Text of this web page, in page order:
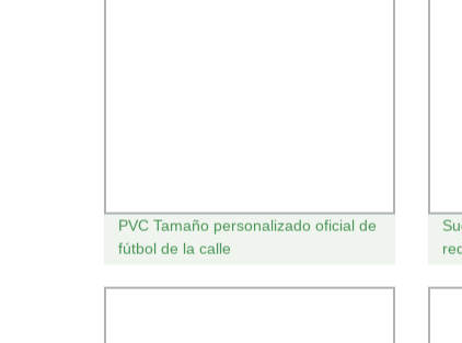
PVC Tamaño personalizado oficial de
fútbol de la calle